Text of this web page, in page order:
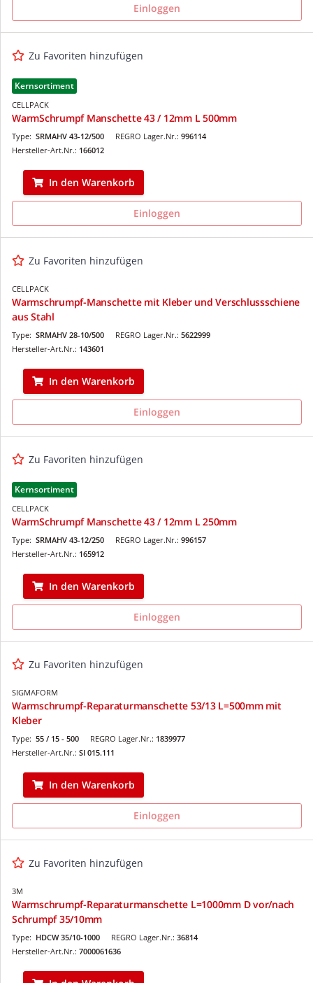
Einloggen
Zu Favoriten hinzufügen
Kernsortiment
CELLPACK
WarmSchrumpf Manschette 43 / 12mm L 500mm
REGRO Lager.Nr.: 996114
Type: SRMAHV 43-12/500
Hersteller-Art.Nr.: 166012
In den Warenkorb
Einloggen
Zu Favoriten hinzufügen
CELLPACK
Warmschrumpf-Manschette mit Kleber und Verschlussschiene
aus Stahl
REGRO Lager.Nr.: 5622999
Type: SRMAHV 28-10/500
Hersteller-Art.Nr.: 143601
In den Warenkorb
Einloggen
Zu Favoriten hinzufügen
Kernsortiment
CELLPACK
WarmSchrumpf Manschette 43 / 12mm L 250mm
REGRO Lager.Nr.: 996157
Type: SRMAHV 43-12/250
Hersteller-Art.Nr.: 165912
In den Warenkorb
Einloggen
Zu Favoriten hinzufügen
SIGMAFORM
Warmschrumpf-Reparaturmanschette 53/13 L=500mm mit
Kleber
REGRO Lager.Nr.: 1839977
Type: 55 / 15 - 500
Hersteller-Art.Nr.: SI 015.111
In den Warenkorb
Einloggen
Zu Favoriten hinzufügen
3M
Warmschrumpf-Reparaturmanschette L=1000mm D vor/nach
Schrumpf 35/10mm
REGRO Lager.Nr.: 36814
Type: HDCW 35/10-1000
Hersteller-Art.Nr.: 7000061636